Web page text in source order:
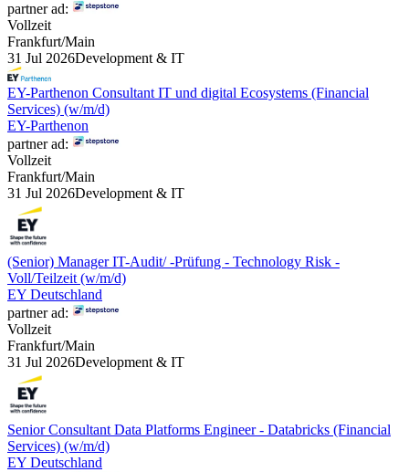
partner ad:
Vollzeit
Frankfurt/Main
31 Jul 2026Development & IT
EY-Parthenon Consultant IT und digital Ecosystems (Financial
Services) (w/m/d)
EY-Parthenon
partner ad:
Vollzeit
Frankfurt/Main
31 Jul 2026Development & IT
(Senior) Manager IT-Audit/ -Prüfung - Technology Risk -
Voll/Teilzeit (w/m/d)
EY Deutschland
partner ad:
Vollzeit
Frankfurt/Main
31 Jul 2026Development & IT
Senior Consultant Data Platforms Engineer - Databricks (Financial
Services) (w/m/d)
EY Deutschland